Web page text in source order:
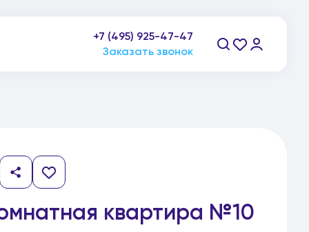
+7 (495) 925-47-47
пн-пт: 9:00-21:00, сб-вс: 10:00-20:00
квартира №10